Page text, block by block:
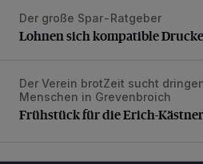
Lohnen sich kompatible
Der große Spar-Ratgeber
Lohnen sich kompatible
Frühstück für die Erich-
Der Verein brotZeit sucht
Menschen in Grevenbroich
Frühstück für die Erich-